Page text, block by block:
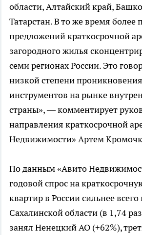
области, Алтайский край,
Татарстан. В то же время более
предложений краткосрочной
загородного жилья
семи регионах России. Это
низкой степени
инструментов на рынке
страны», — комментирует
направления краткосрочной
Недвижимости» Артем
По данным «Авито
годовой спрос на
квартир в России сильнее всего
Сахалинской области (в 1,74
занял Ненецкий АО (+62%),